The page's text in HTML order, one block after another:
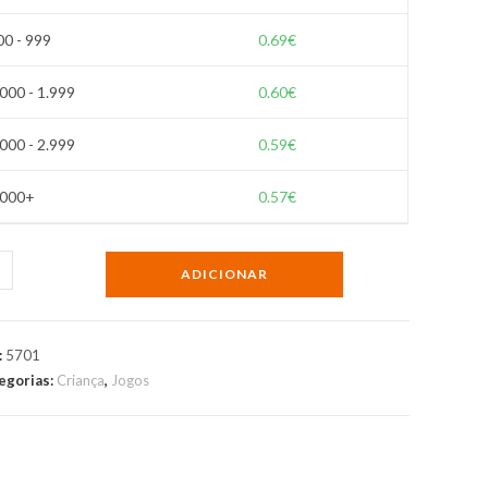
- 999 0.69€
- 1.999 0.60€
- 2.999 0.59€
0.57€
ADICIONAR
5701
Criança, Jogos